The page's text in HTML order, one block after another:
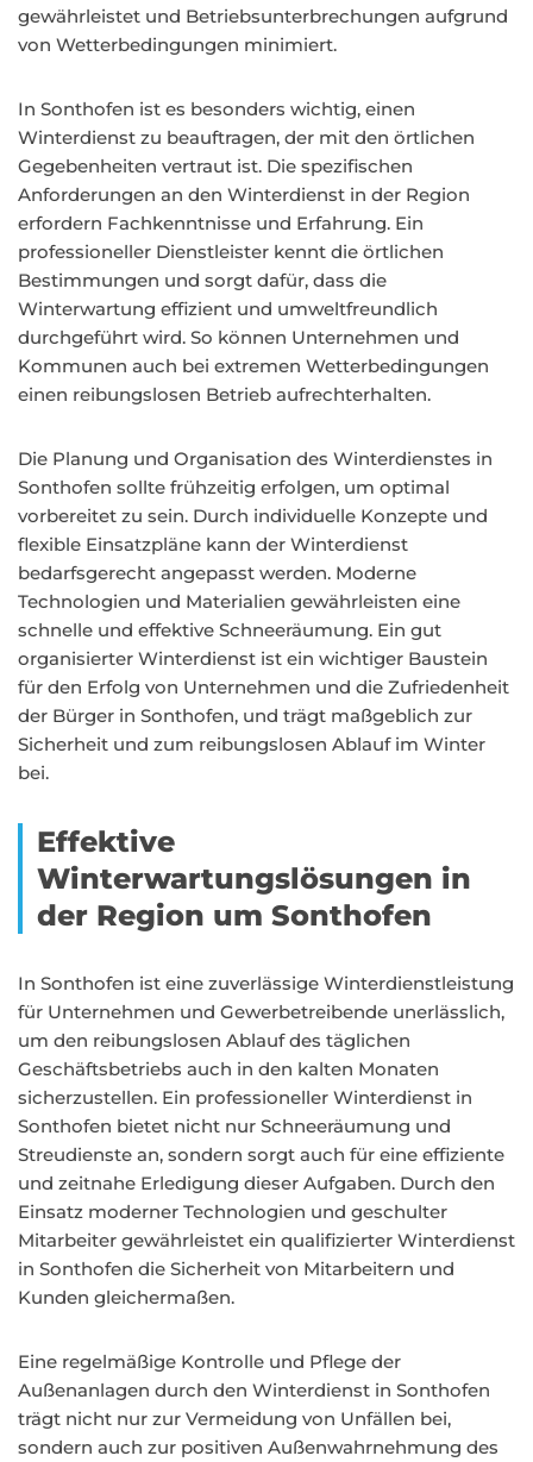
gewährleistet und Betriebsunterbrechungen aufgrund
von Wetterbedingungen minimiert.
In Sonthofen ist es besonders wichtig, einen
Winterdienst zu beauftragen, der mit den örtlichen
Gegebenheiten vertraut ist. Die spezifischen
Anforderungen an den Winterdienst in der Region
erfordern Fachkenntnisse und Erfahrung. Ein
professioneller Dienstleister kennt die örtlichen
Bestimmungen und sorgt dafür, dass die
Winterwartung effizient und umweltfreundlich
durchgeführt wird. So können Unternehmen und
Kommunen auch bei extremen Wetterbedingungen
einen reibungslosen Betrieb aufrechterhalten.
Die Planung und Organisation des Winterdienstes in
Sonthofen sollte frühzeitig erfolgen, um optimal
vorbereitet zu sein. Durch individuelle Konzepte und
flexible Einsatzpläne kann der Winterdienst
bedarfsgerecht angepasst werden. Moderne
Technologien und Materialien gewährleisten eine
schnelle und effektive Schneeräumung. Ein gut
organisierter Winterdienst ist ein wichtiger Baustein
für den Erfolg von Unternehmen und die Zufriedenheit
der Bürger in Sonthofen, und trägt maßgeblich zur
Sicherheit und zum reibungslosen Ablauf im Winter
bei.
Effektive
Winterwartungslösungen in
der Region um Sonthofen
In Sonthofen ist eine zuverlässige Winterdienstleistung
für Unternehmen und Gewerbetreibende unerlässlich,
um den reibungslosen Ablauf des täglichen
Geschäftsbetriebs auch in den kalten Monaten
sicherzustellen. Ein professioneller Winterdienst in
Sonthofen bietet nicht nur Schneeräumung und
Streudienste an, sondern sorgt auch für eine effiziente
und zeitnahe Erledigung dieser Aufgaben. Durch den
Einsatz moderner Technologien und geschulter
Mitarbeiter gewährleistet ein qualifizierter Winterdienst
in Sonthofen die Sicherheit von Mitarbeitern und
Kunden gleichermaßen.
Eine regelmäßige Kontrolle und Pflege der
Außenanlagen durch den Winterdienst in Sonthofen
trägt nicht nur zur Vermeidung von Unfällen bei,
sondern auch zur positiven Außenwahrnehmung des